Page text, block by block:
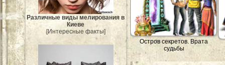
Различные виды мелирования в
Киеве
[Интересные факты]
Остров секретов. Врата
судьбы